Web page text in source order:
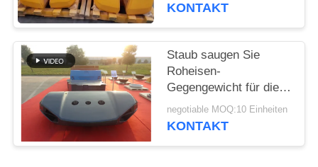
KONTAKT
Staub saugen Sie
Roheisen-
Gegengewicht für die
Technik der
Maschinerie/des
negotiable MOQ:10 Einheiten
KONTAKT